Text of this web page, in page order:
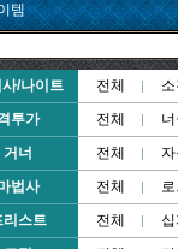
템
/나이트 전체
투가
전체
거너
전체
법사
전체
리스트
전체